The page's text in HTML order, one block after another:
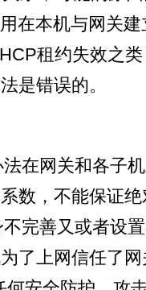
在本机与网关
租约失效之
是错误的。
在网关和各子
数，不能保证
完善又或者设
了上网信任了